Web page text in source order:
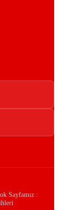
Sayfamız :